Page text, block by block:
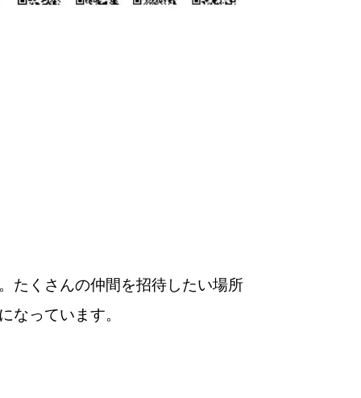
たくさんの仲間を招待したい場所
なっています。